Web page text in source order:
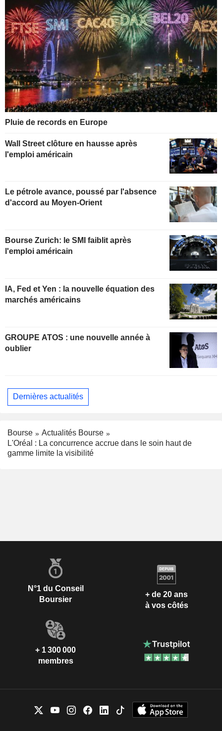
Pluie de records en Europe
Wall Street clôture en hausse après
l'emploi américain
Le pétrole avance, poussé par l'absence
d'accord au Moyen-Orient
Bourse Zurich: le SMI faiblit après
l'emploi américain
IA, Fed et Yen : la nouvelle équation des
marchés américains
GROUPE ATOS : une nouvelle année à
oublier
Dernières actualités
Bourse
Actualités Bourse
L'Oréal : La concurrence accrue dans le soin haut de
gamme limite la visibilité
N°1 du Conseil
Boursier
+ de 20 ans
à vos côtés
+ 1 300 000
membres